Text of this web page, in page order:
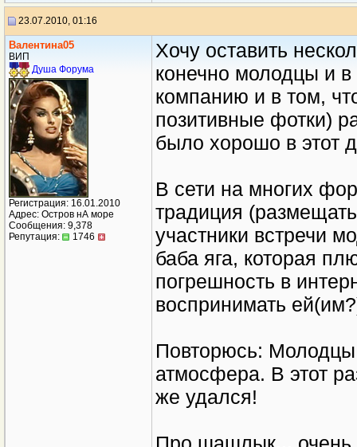
23.07.2010, 01:16
Валентина05
ВИП
Душа Форума
Регистрация: 16.01.2010
Адрес: Остров нА море
Сообщения: 9,378
Репутация:
1746
Хочу оставить
конечно молодцы и в
компанию и в том,
позитивные фотки)
было хорошо в этот
В сети на многих
традиция
участники встречи
баба яга, которая
погрешность в
воспринимать
Повторюсь:
атмосфера. В этот
же удался!